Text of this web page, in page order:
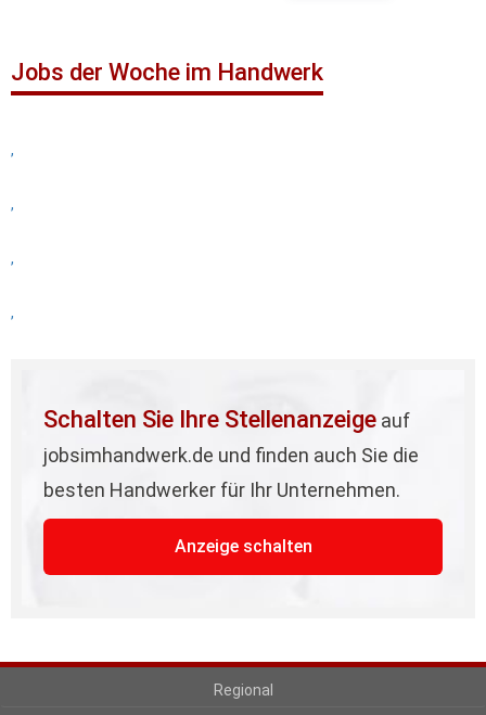
Jobs der Woche im Handwerk
,
,
,
,
Schalten Sie Ihre Stellenanzeige auf
jobsimhandwerk.de und finden auch Sie die
besten Handwerker für Ihr Unternehmen.
Anzeige schalten
Regional